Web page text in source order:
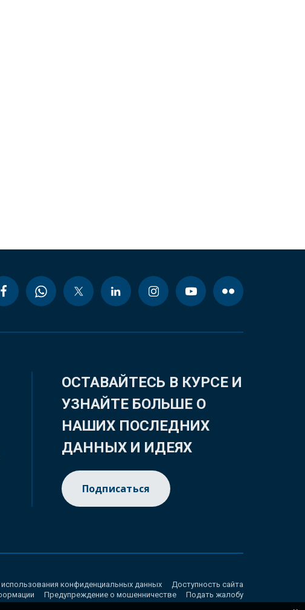
ОСТАВАЙТЕСЬ В КУРСЕ И
УЗНАЙТЕ БОЛЬШЕ О
НАШИХ ПОСЛЕДНИХ
ДАННЫХ И ИДЕЯХ
Подписаться
конфиденциальных данных
Доступность сайта
Предупреждение о мошенничестве Подать жалобу